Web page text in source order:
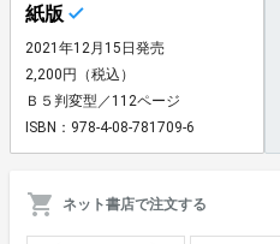
紙版
2021年12月15日発売
2,200円（税込）
Ｂ５判変型／112ページ
ISBN：978-4-08-781709-6
ネット書店で注文する